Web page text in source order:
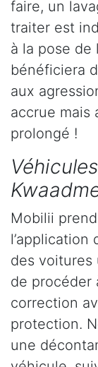
faire, un
traiter est
à la pose de
bénéficiera
aux
accrue mais
prolongé !
Mobilii
l’application
des voitures
de procéder
correction
protection.
une